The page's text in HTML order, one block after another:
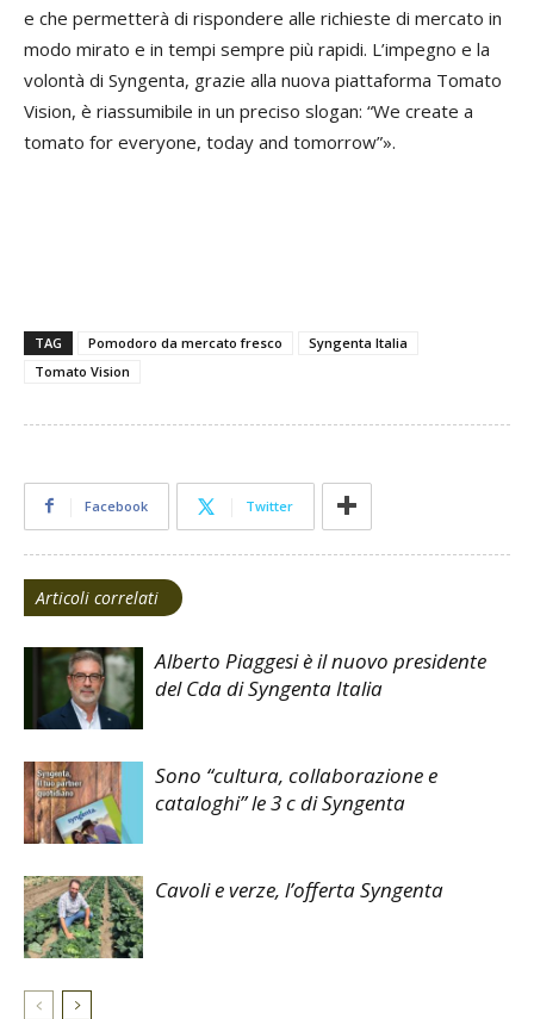
e che permetterà di rispondere alle richieste di mercato in
modo mirato e in tempi sempre più rapidi. L’impegno e la
volontà di Syngenta, grazie alla nuova piattaforma Tomato
Vision, è riassumibile in un preciso slogan: “We create a
tomato for everyone, today and tomorrow”».
TAG Pomodoro da mercato fresco
Syngenta Italia
Tomato Vision
Facebook Twitter
Articoli correlati
Alberto Piaggesi è il nuovo presidente
del Cda di Syngenta Italia
Sono “cultura, collaborazione e
cataloghi” le 3 c di Syngenta
Cavoli e verze, l’offerta Syngenta